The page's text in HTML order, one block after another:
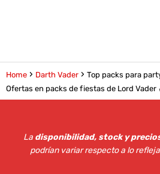
Home Darth Vader
Top packs para
Ofertas en packs de fiestas de Lord Vader
La disponibilidad, stock y
podrían variar respecto a lo